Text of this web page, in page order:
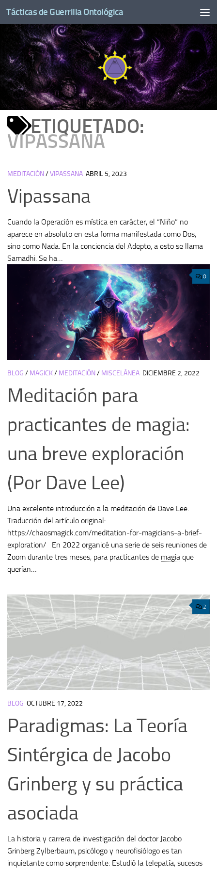
Saltar al contenido
Tácticas de Guerrilla Ontológica
ETIQUETADO:
VIPASSANA
MEDITACIÓN/VIPASSANA ABRIL 5, 2023
Vipassana
Cuando la Operación es mística en carácter, el “Niño” no
aparece en absoluto en esta forma manifestada como Dos,
sino como Nada. En la conciencia del Adepto, a esto se llama
Samadhi. Se ha…
0
BLOG / MAGICK/ MEDITACIÓN/ MISCELÁNEA DICIEMBRE 2, 2022
Meditación para
practicantes de magia:
una breve exploración
(Por Dave Lee)
Una excelente introducción a la meditación de Dave Lee.
Traducción del artículo original:
https://chaosmagick.com/meditation-for-magicians-a-brief-
exploration/ En 2022 organicé una serie de seis reuniones de
Zoom durante tres meses, para practicantes de magia que
querían…
2
BLOG OCTUBRE 17, 2022
Paradigmas: La Teoría
Sintérgica de Jacobo
Grinberg y su práctica
asociada
La historia y carrera de investigación del doctor Jacobo
Grinberg Zylberbaum, psicólogo y neurofisiólogo es tan
inquietante como sorprendente: Estudió la telepatía, sucesos